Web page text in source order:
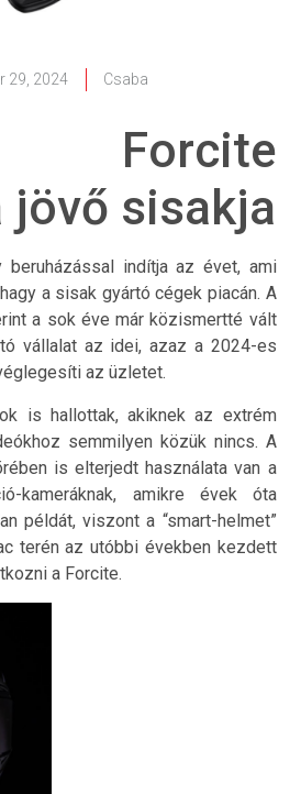
29, 2024 Csaba
Forcite
jövő sisakja
beruházással indítja az évet, ami
a sisak gyártó cégek piacán. A
a sok éve már közismertté vált
vállalat az idei, azaz a 2024-es
az üzletet.
is hallottak, akiknek az extrém
semmilyen közük nincs. A
is elterjedt használata van a
kameráknak, amikre évek óta
példát, viszont a “smart-helmet”
terén az utóbbi években kezdett
a Forcite.